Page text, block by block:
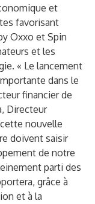
et
favorisant
Oxxo et Spin
et les
« Le lancement
dans le
financier de
Directeur
nouvelle
doivent saisir
de notre
parti des
grâce à
et à la